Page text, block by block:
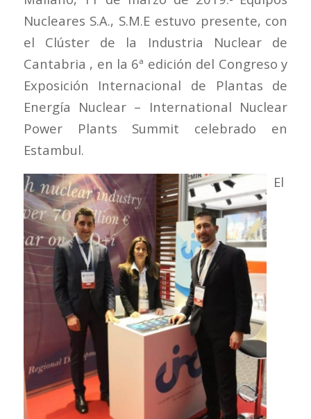
Nucleares S.A., S.M.E estuvo presente, con
el Clúster de la Industria Nuclear de
Cantabria , en la 6ª edición del Congreso y
Exposición Internacional de Plantas de
Energía Nuclear – International Nuclear
Power Plants Summit celebrado en
Estambul.
El